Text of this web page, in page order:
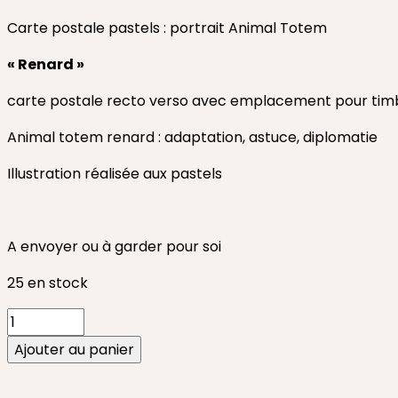
Carte postale pastels : portrait Animal Totem
« Renard »
carte postale recto verso avec emplacement pour
Animal totem renard : adaptation, astuce, diplomatie
Illustration réalisée aux pastels
A envoyer ou à garder pour soi
25 en stock
quantité
de
Carte
Ajouter au panier